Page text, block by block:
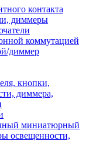
контакта
диммеры
коммутацией
диммер
кнопки,
диммера,
миниатюрный
освещенности,